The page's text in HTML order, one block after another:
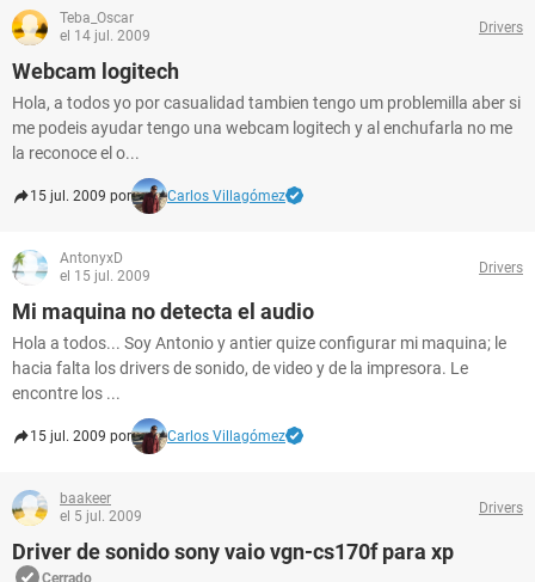
Teba_Oscar
el 14 jul. 2009
Drivers
Webcam logitech
Hola, a todos yo por casualidad tambien tengo um problemilla aber si
me podeis ayudar tengo una webcam logitech y al enchufarla no me
la reconoce el o...
15 jul. 2009 por Carlos Villagómez
AntonyxD
el 15 jul. 2009
Drivers
Mi maquina no detecta el audio
Hola a todos... Soy Antonio y antier quize configurar mi maquina; le
hacia falta los drivers de sonido, de video y de la impresora. Le
encontre los ...
15 jul. 2009 por Carlos Villagómez
baakeer
el 5 jul. 2009
Drivers
Driver de sonido sony vaio vgn-cs170f para xp
Cerrado